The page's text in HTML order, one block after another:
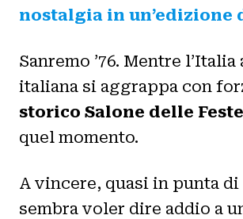
nostalgia in un’edizione
Sanremo ’76. Mentre
italiana si aggrappa con
storico Salone delle
quel momento.
A vincere, quasi in punta
sembra voler dire addio a